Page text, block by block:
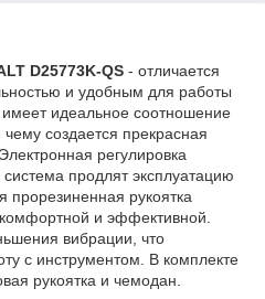
D25773K-QS​ - отличается
и удобным для работы
идеальное соотношение
создается прекрасная
регулировка
продлят эксплуатацию
прорезиненная рукоятка
и эффективной.
вибрации, что
с инструментом. В комплекте
рукоятка и чемодан.